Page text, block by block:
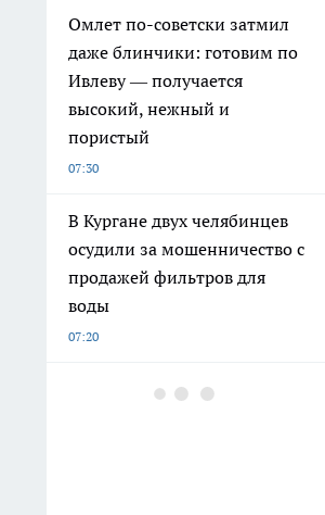
Омлет по-советски затмил
даже блинчики: готовим по
Ивлеву — получается
высокий, нежный и
пористый
07:30
В Кургане двух челябинцев
осудили за мошенничество с
продажей фильтров для
воды
07:20
Как убрать следы от ножек